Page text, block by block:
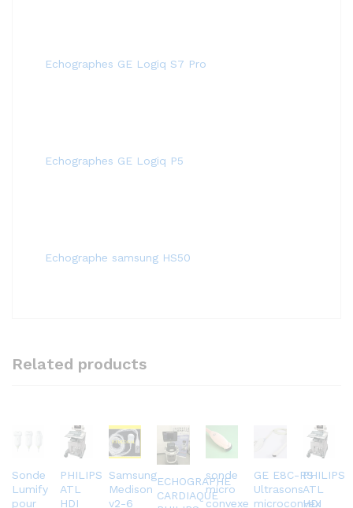
Echographes GE Logiq S7 Pro
Echographes GE Logiq P5
Echographe samsung HS50
Related products
Sonde
Lumify
pour
PHILIPS
ATL
HDI
Samsung
Medison
v2-6
ECHOGRAPHE
CARDIAQUE
sonde
micro
convexe
GE E8C-RS
Ultrasons
microconvex
PHILIPS
ATL
HDI